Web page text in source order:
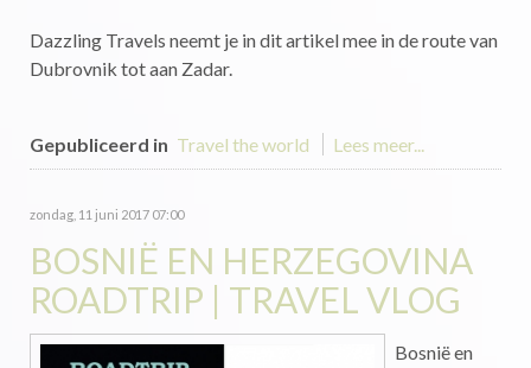
Dazzling Travels neemt je in dit artikel mee in de route van
Dubrovnik tot aan Zadar.
Gepubliceerd in Travel the world Lees meer...
zondag, 11 juni 2017 07:00
BOSNIË EN HERZEGOVINA
ROADTRIP | TRAVEL VLOG
Bosnië en